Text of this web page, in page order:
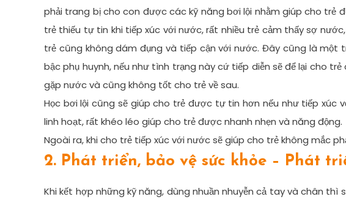
phải trang bị cho con được các kỹ năng bơi lội nhằm giúp cho trẻ
trẻ thiếu tự tin khi tiếp xúc với nước, rất nhiều trẻ cảm thấy sợ
trẻ cũng không dám đụng và tiếp cận với nước. Đây cũng là một
bậc phụ huynh, nếu như tình trạng này cứ tiếp diễn sẽ để lại cho
gặp nước và cũng không tốt cho trẻ về sau.
Học bơi lội cũng sẽ giúp cho trẻ được tự tin hơn nếu như tiếp xúc
linh hoạt, rất khéo léo giúp cho trẻ được nhanh nhẹn và năng động.
Ngoài ra, khi cho trẻ tiếp xúc với nước sẽ giúp cho trẻ không mắc
2. Phát triển, bảo vệ sức khỏe – Phát
Khi kết hợp những kỹ năng, dùng nhuần nhuyễn cả tay và chân